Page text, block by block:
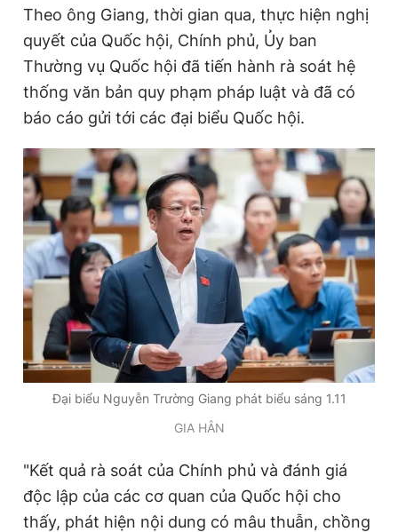
0906 645 777 0908 780 404
Đặt báo Quảng cáo RSS Tòa soạn Chính sách bảo
Tổng biên tập: Nguyễn Ngọc Toàn
Phó tổng biên tập thường trực: Hải Thành
Phó tổng biên tập: Lâm Hiếu Dũng
Phó tổng biên tập: Trần Việt Hưng
Tổng thư ký tòa soạn: Đức Trung
Giấy phép xuất bản số 110/GP - BTTTT cấp ngày 24.3.2020
© 2003-2026 Bản quyền thuộc về Báo Thanh Niên. Cấm sao
chép dưới mọi hình thức nếu không có sự chấp thuận bằng văn
bản. Phát triển bởi ePi Technologies, JSC.
Theo ông Giang, thời gian qua, thực hiện nghị
quyết của Quốc hội, Chính phủ, Ủy ban
Thường vụ Quốc hội đã tiến hành rà soát hệ
thống văn bản quy phạm pháp luật và đã có
báo cáo gửi tới các đại biểu Quốc hội.
Đại biểu Nguyễn Trường Giang phát biểu sáng 1.11
GIA HÂN
"Kết quả rà soát của Chính phủ và đánh giá
độc lập của các cơ quan của Quốc hội cho
thấy, phát hiện nội dung có mâu thuẫn, chồng